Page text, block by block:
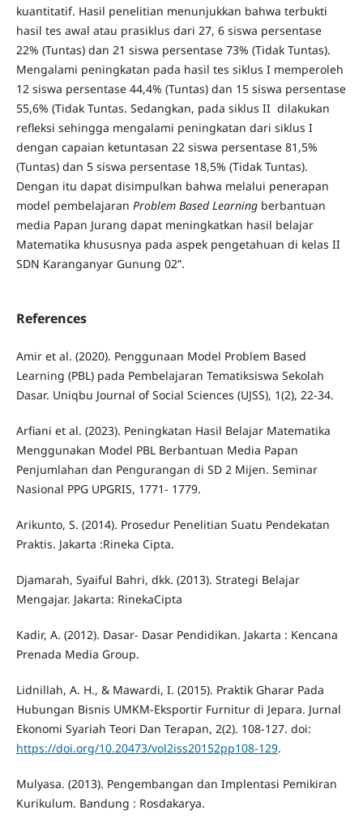
kuantitatif. Hasil penelitian menunjukkan bahwa terbukti
hasil tes awal atau prasiklus dari 27, 6 siswa persentase
22% (Tuntas) dan 21 siswa persentase 73% (Tidak Tuntas).
Mengalami peningkatan pada hasil tes siklus I memperoleh
12 siswa persentase 44,4% (Tuntas) dan 15 siswa persentase
55,6% (Tidak Tuntas. Sedangkan, pada siklus II dilakukan
refleksi sehingga mengalami peningkatan dari siklus I
dengan capaian ketuntasan 22 siswa persentase 81,5%
(Tuntas) dan 5 siswa persentase 18,5% (Tidak Tuntas).
Dengan itu dapat disimpulkan bahwa melalui penerapan
model pembelajaran Problem Based Learningberbantuan
media Papan Jurang dapat meningkatkan hasil belajar
Matematika khususnya pada aspek pengetahuan di kelas II
SDN Karanganyar Gunung 02”.
References
Amir et al. (2020). Penggunaan Model Problem Based
Learning (PBL) pada Pembelajaran Tematiksiswa Sekolah
Dasar. Uniqbu Journal of Social Sciences (UJSS), 1(2), 22-34.
Arfiani et al. (2023). Peningkatan Hasil Belajar Matematika
Menggunakan Model PBL Berbantuan Media Papan
Penjumlahan dan Pengurangan di SD 2 Mijen. Seminar
Nasional PPG UPGRIS, 1771- 1779.
Arikunto, S. (2014). Prosedur Penelitian Suatu Pendekatan
Praktis. Jakarta :Rineka Cipta.
Djamarah, Syaiful Bahri, dkk. (2013). Strategi Belajar
Mengajar. Jakarta: RinekaCipta
Kadir, A. (2012). Dasar- Dasar Pendidikan. Jakarta : Kencana
Prenada Media Group.
Lidnillah, A. H., & Mawardi, I. (2015). Praktik Gharar Pada
Hubungan Bisnis UMKM-Eksportir Furnitur di Jepara. Jurnal
Ekonomi Syariah Teori Dan Terapan, 2(2). 108-127. doi:
https://doi.org/10.20473/vol2iss20152pp108-129.
Mulyasa. (2013). Pengembangan dan Implentasi Pemikiran
Kurikulum. Bandung : Rosdakarya.